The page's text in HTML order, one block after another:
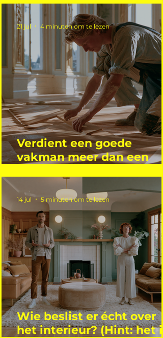
Verdient een goede
vakman meer dan een
21 jul 4 minuten om te lezen
Wie beslist er écht over
het interieur? (Hint: het is
14 jul 5 minuten om te lezen